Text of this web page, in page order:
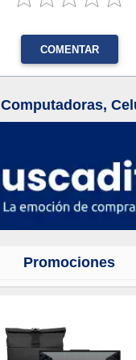
COMENTAR
Promociones